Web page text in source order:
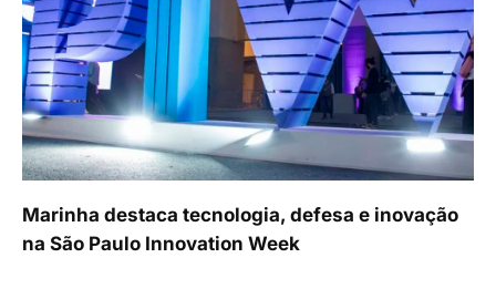
Marinha destaca tecnologia, defesa e inovação
na São Paulo Innovation Week